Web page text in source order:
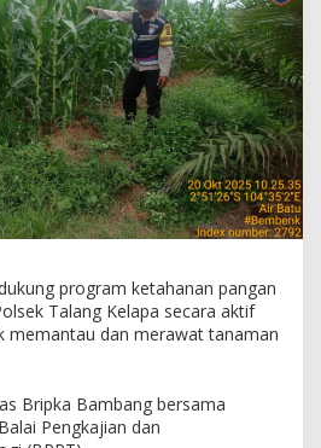
K
L
g
program ketahanan pangan
Talang Kelapa secara aktif
memantau dan merawat tanaman
Bripka Bambang bersama
Pengkajian dan